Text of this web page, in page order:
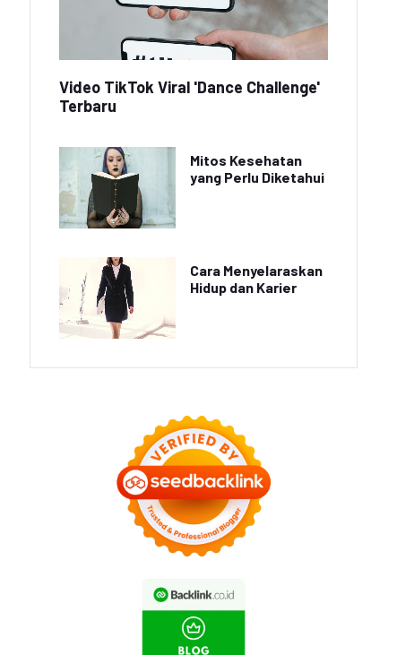
Industri Otomotif Catat
Peningkatan Produksi
Sepanjang Tahun Ini
Industri Manufaktur
Indonesia Mengalami
Peningkatan Produksi
Video TikTok Viral 'Dance Challenge'
Terbaru
Mitos Kesehatan
yang Perlu Diketahui
Cara Menyelaraskan
Hidup dan Karier